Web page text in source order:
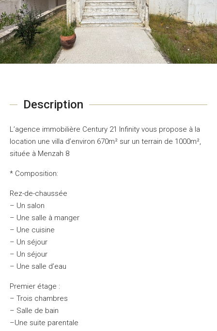
Description
L’agence immobilière Century 21 Infinity vous propose à la
location une villa d’environ 670m² sur un terrain de 1000m²,
située à Menzah 8
* Composition:
Rez-de-chaussée
– Un salon
– Une salle à manger
– Une cuisine
– Un séjour
– Un séjour
– Une salle d’eau
Premier étage :
– Trois chambres
– Salle de bain
–Une suite parentale